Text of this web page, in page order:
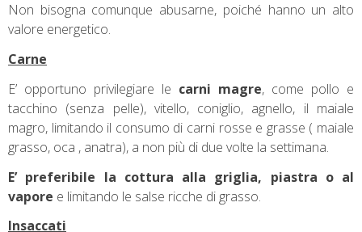
Non bisogna comunque abusarne, poiché hanno un alto
valore energetico.
Carne
E’ opportuno privilegiare le carni magre, come pollo e
tacchino (senza pelle), vitello, coniglio, agnello, il maiale
magro, limitando il consumo di carni rosse e grasse ( maiale
grasso, oca , anatra), a non più di due volte la settimana.
E’ preferibile la cottura alla griglia, piastra o al
vapore e limitando le salse ricche di grasso.
Insaccati